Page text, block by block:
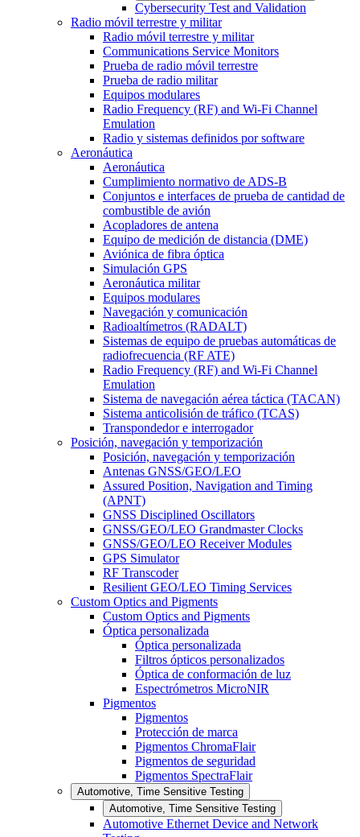
Cybersecurity Test and Validation
Radio móvil terrestre y militar
Radio móvil terrestre y militar
Communications Service Monitors
Prueba de radio móvil terrestre
Prueba de radio militar
Equipos modulares
Radio Frequency (RF) and Wi-Fi Channel
Emulation
Radio y sistemas definidos por software
Aeronáutica
Aeronáutica
Cumplimiento normativo de ADS-B
Conjuntos e interfaces de prueba de cantidad de
combustible de avión
Acopladores de antena
Equipo de medición de distancia (DME)
Aviónica de fibra óptica
Simulación GPS
Aeronáutica militar
Equipos modulares
Navegación y comunicación
Radioaltímetros (RADALT)
Sistemas de equipo de pruebas automáticas de
radiofrecuencia (RF ATE)
Radio Frequency (RF) and Wi-Fi Channel
Emulation
Sistema de navegación aérea táctica (TACAN)
Sistema anticolisión de tráfico (TCAS)
Transpondedor e interrogador
Posición, navegación y temporización
Posición, navegación y temporización
Antenas GNSS/GEO/LEO
Assured Position, Navigation and Timing
(APNT)
GNSS Disciplined Oscillators
GNSS/GEO/LEO Grandmaster Clocks
GNSS/GEO/LEO Receiver Modules
GPS Simulator
RF Transcoder
Resilient GEO/LEO Timing Services
Custom Optics and Pigments
Custom Optics and Pigments
Óptica personalizada
Óptica personalizada
Filtros ópticos personalizados
Óptica de conformación de luz
Espectrómetros MicroNIR
Pigmentos
Pigmentos
Protección de marca
Pigmentos ChromaFlair
Pigmentos de seguridad
Pigmentos SpectraFlair
Automotive, Time Sensitive Testing
Automotive, Time Sensitive Testing
Automotive Ethernet Device and Network